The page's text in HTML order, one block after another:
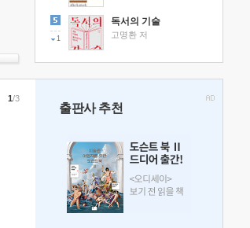
1
독서의 기술
고명환 저
1/3
출판사 추천